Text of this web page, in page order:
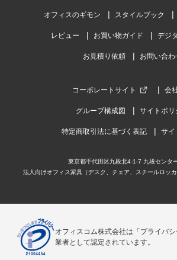
オフィスのギモン スタイルブック
レビュー お買い物ガイド デジ
お見積り依頼 お問い合わ
コーポレートサイト 会
グループ構成図 サイトポリ
特定商取引法に基づく表記 サイ
東京都千代田区九段北4-1-7 九段センタ
法人向けオフィス家具（デスク、チェア、スチールロッ
オフィスコム株式会社は「プライバ
業者として認定されています。